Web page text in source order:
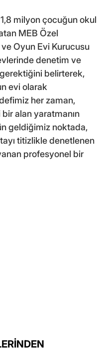
milyon çocuğun okul
MEB Özel
Oyun Evi Kurucusu
denetim ve
belirterek,
evi olarak
her zaman,
alan yaratmanın
geldiğimiz noktada,
titizlikle denetlenen
profesyonel bir